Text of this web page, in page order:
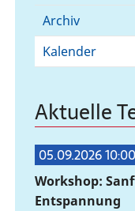
Archiv
Kalender
Aktuelle
05.09.2026 10:00
Workshop:
Entspannung